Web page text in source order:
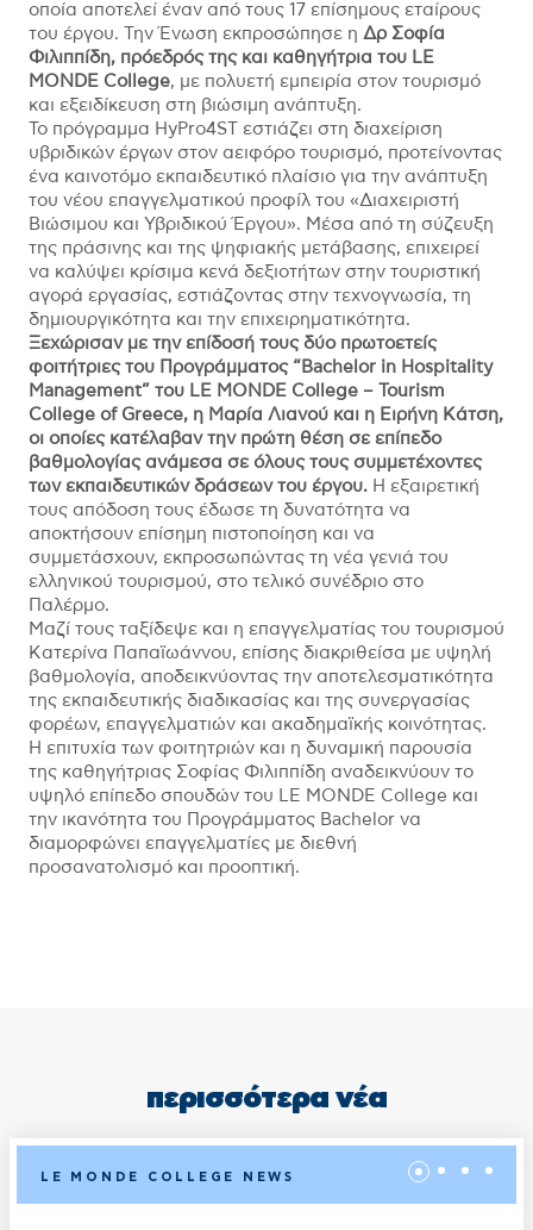
οποία αποτελεί έναν από τους 17 επίσημους εταίρους
του έργου. Την Ένωση εκπροσώπησε η Δρ Σοφία
Φιλιππίδη, πρόεδρός της και καθηγήτρια του LE
MONDE College, με πολυετή εμπειρία στον τουρισμό
και εξειδίκευση στη βιώσιμη ανάπτυξη.
Το πρόγραμμα HyPro4ST εστιάζει στη διαχείριση
υβριδικών έργων στον αειφόρο τουρισμό, προτείνοντας
ένα καινοτόμο εκπαιδευτικό πλαίσιο για την ανάπτυξη
του νέου επαγγελματικού προφίλ του «Διαχειριστή
Βιώσιμου και Υβριδικού Έργου». Μέσα από τη σύζευξη
της πράσινης και της ψηφιακής μετάβασης, επιχειρεί
να καλύψει κρίσιμα κενά δεξιοτήτων στην τουριστική
αγορά εργασίας, εστιάζοντας στην τεχνογνωσία, τη
δημιουργικότητα και την επιχειρηματικότητα.
Ξεχώρισαν με την επίδοσή τους δύο πρωτοετείς
φοιτήτριες του Προγράμματος “Bachelor in Hospitality
Management” του LE MONDE College – Tourism
College of Greece, η Μαρία Λιανού και η Ειρήνη Κάτση,
οι οποίες κατέλαβαν την πρώτη θέση σε επίπεδο
βαθμολογίας ανάμεσα σε όλους τους συμμετέχοντες
των εκπαιδευτικών δράσεων του έργου. Η εξαιρετική
τους απόδοση τους έδωσε τη δυνατότητα να
αποκτήσουν επίσημη πιστοποίηση και να
συμμετάσχουν, εκπροσωπώντας τη νέα γενιά του
ελληνικού τουρισμού, στο τελικό συνέδριο στο
Παλέρμο.
Μαζί τους ταξίδεψε και η επαγγελματίας του τουρισμού
Κατερίνα Παπαϊωάννου, επίσης διακριθείσα με υψηλή
βαθμολογία, αποδεικνύοντας την αποτελεσματικότητα
της εκπαιδευτικής διαδικασίας και της συνεργασίας
φορέων, επαγγελματιών και ακαδημαϊκής κοινότητας.
Η επιτυχία των φοιτητριών και η δυναμική παρουσία
της καθηγήτριας Σοφίας Φιλιππίδη αναδεικνύουν το
υψηλό επίπεδο σπουδών του LE MONDE College και
την ικανότητα του Προγράμματος Bachelor να
διαμορφώνει επαγγελματίες με διεθνή
προσανατολισμό και προοπτική.
περισσότερα νέα
LE MONDE COLLEGE NEWS